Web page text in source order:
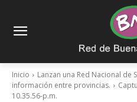
Inicio
Lanzan una Red Nacional
información entre provincias.
10.35.56-p.m.